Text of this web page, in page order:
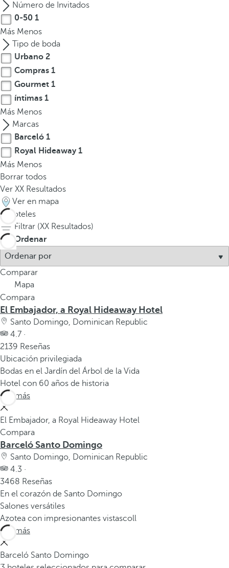
Número de Invitados
0-50 1
Más Menos
Tipo de boda
Urbano 2
Compras 1
Gourmet 1
íntimas 1
Más Menos
Marcas
Barceló 1
Royal Hideaway1
Más Menos
Borrar todos
Ver XX Resultados
Ver en mapa
2
hoteles
Filtrar (XX Resultados)
Ordenar
Comparar
Mapa
Compara
El Embajador, a Royal Hideaway Hotel
Santo Domingo, Dominican Republic
4.7 ·
2139 Reseñas
Ubicación privilegiada
Bodas en el Jardín del Árbol de la Vida
Hotel con 60 años de historia
Ver más
El Embajador, a Royal Hideaway Hotel
Compara
Barceló Santo Domingo
Santo Domingo, Dominican Republic
4.3 ·
3468 Reseñas
En el corazón de Santo Domingo
Salones versátiles
Azotea con impresionantes vistascoll
Ver más
Barceló Santo Domingo